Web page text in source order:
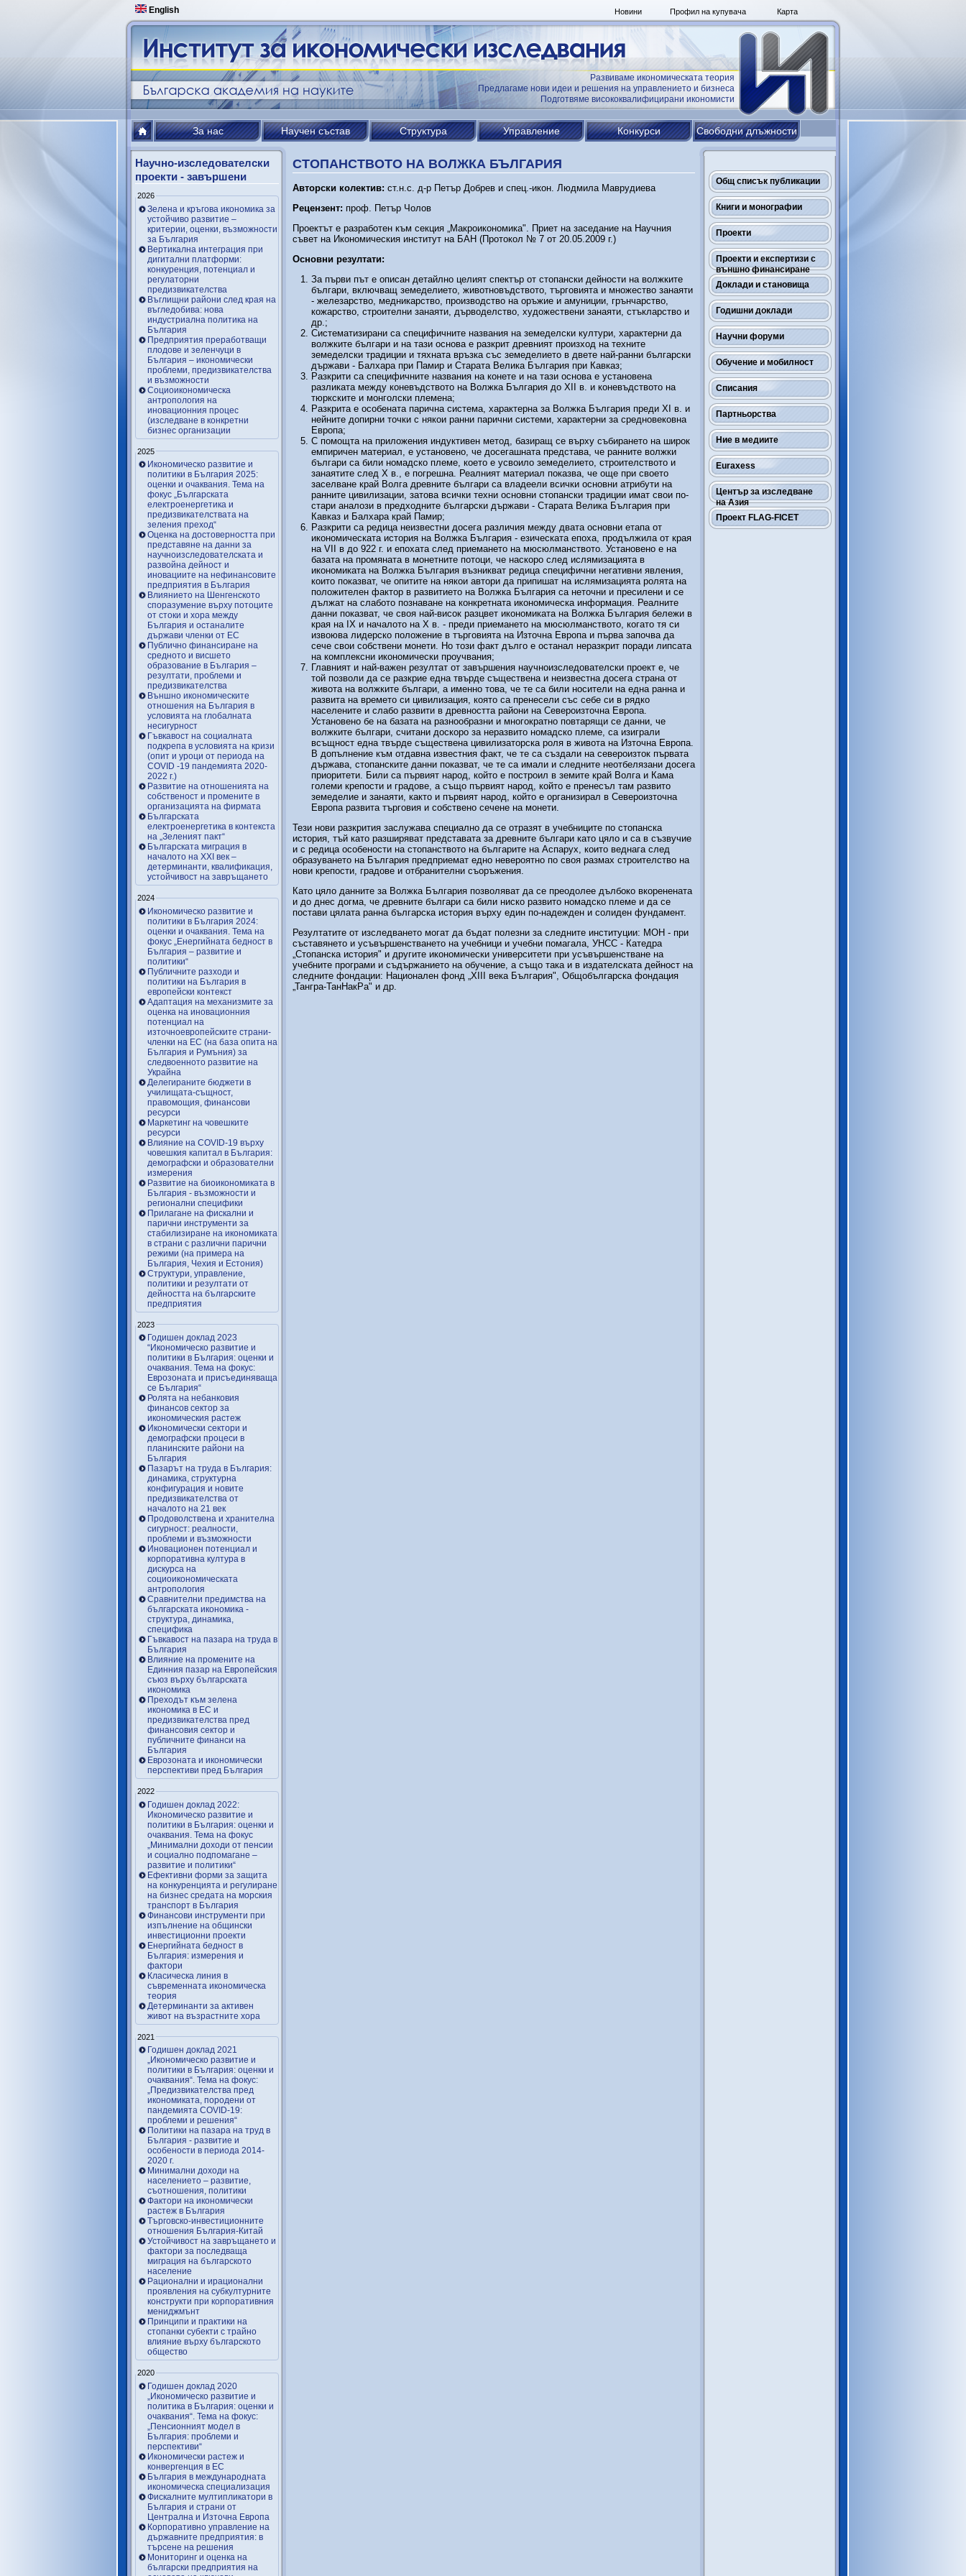
English Карта
Профил на купувача
Новини
Развиваме икономическата теория
Предлагаме нови идеи и решения на управлението и бизнеса
Подготвяме висококвалифицирани икономисти
За нас Научен състав Структура Управление Конкурси Свободни длъжности
Общ списък публикации
Книги и монографии
Проекти
Проекти и експертизи с
външно финансиране
Доклади и становища
Годишни доклади
Научни форуми
Обучение и мобилност
Списания
Партньорства
Ние в медиите
Euraxess
Център за изследване
на Азия
Проект FLAG-FICET
Научно-изследователски
проекти - завършени
2026
Зелена и кръгова икономика за
устойчиво развитие –
критерии, оценки, възможности
за България
Вертикална интеграция при
дигитални платформи:
конкуренция, потенциал и
регулаторни
предизвикателства
Въглищни райони след края на
въгледобива: нова
индустриална политика на
България
Предприятия преработващи
плодове и зеленчуци в
България – икономически
проблеми, предизвикателства
и възможности
Социоикономическа
антропология на
иновационния процес
(изследване в конкретни
бизнес организации
2025
Икономическо развитие и
политики в България 2025:
оценки и очаквания. Тема на
фокус „Българската
електроенергетика и
предизвикателствата на
зеления преход“
Оценка на достоверността при
представяне на данни за
научноизследователската и
развойна дейност и
иновациите на нефинансовите
предприятия в България
Влиянието на Шенгенското
споразумение върху потоците
от стоки и хора между
България и останалите
държави членки от ЕС
Публично финансиране на
средното и висшето
образование в България –
резултати, проблеми и
предизвикателства
Външно икономическите
отношения на България в
условията на глобалната
несигурност
Гъвкавост на социалната
подкрепа в условията на кризи
(опит и уроци от периода на
COVID -19 пандемията 2020-
2022 г.)
Развитие на отношенията на
собственост и промените в
организацията на фирмата
Българската
електроенергетика в контекста
на „Зеленият пакт“
Българската миграция в
началото на ХХІ век –
детерминанти, квалификация,
устойчивост на завръщането
2024
Икономическо развитие и
политики в България 2024:
оценки и очаквания. Тема на
фокус „Енергийната бедност в
България – развитие и
политики“
Публичните разходи и
политики на България в
европейски контекст
Адаптация на механизмите за
оценка на иновационния
потенциал на
източноевропейските страни-
членки на ЕС (на база опита на
България и Румъния) за
следвоенното развитие на
Украйна
Делегираните бюджети в
училищата-същност,
правомощия, финансови
ресурси
Маркетинг на човешките
ресурси
Влияние на COVID-19 върху
човешкия капитал в България:
демографски и образователни
измерения
Развитие на биоикономиката в
България - възможности и
регионални специфики
Прилагане на фискални и
парични инструменти за
стабилизиране на икономиката
в страни с различни парични
режими (на примера на
България, Чехия и Естония)
Структури, управление,
политики и резултати от
дейността на българските
предприятия
2023
Годишен доклад 2023
“Икономическо развитие и
политики в България: оценки и
очаквания. Тема на фокус:
Еврозоната и присъединяваща
се България“
Ролята на небанковия
финансов сектор за
икономическия растеж
Икономически сектори и
демографски процеси в
планинските райони на
България
Пазарът на труда в България:
динамика, структурна
конфигурация и новите
предизвикателства от
началото на 21 век
Продоволствена и хранителна
сигурност: реалности,
проблеми и възможности
Иновационен потенциал и
корпоративна култура в
дискурса на
социоикономическата
антропология
Сравнителни предимства на
българската икономика -
структура, динамика,
специфика
Гъвкавост на пазара на труда в
България
Влияние на промените на
Единния пазар на Европейския
съюз върху българската
икономика
Преходът към зелена
икономика в ЕС и
предизвикателства пред
финансовия сектор и
публичните финанси на
България
Еврозоната и икономически
перспективи пред България
2022
Годишен доклад 2022:
Икономическо развитие и
политики в България: оценки и
очаквания. Тема на фокус
„Минимални доходи от пенсии
и социално подпомагане –
развитие и политики“
Ефективни форми за защита
на конкуренцията и регулиране
на бизнес средата на морския
транспорт в България
Финансови инструменти при
изпълнение на общински
инвестиционни проекти
Енергийната бедност в
България: измерения и
фактори
Класическа линия в
съвременната икономическа
теория
Детерминанти за активен
живот на възрастните хора
2021
Годишен доклад 2021
„Икономическо развитие и
политики в България: оценки и
очаквания“. Тема на фокус:
„Предизвикателства пред
икономиката, породени от
пандемията COVID-19:
проблеми и решения“
Политики на пазара на труд в
България - развитие и
особености в периода 2014-
2020 г.
Минимални доходи на
населението – развитие,
съотношения, политики
Фактори на икономически
растеж в България
Търговско-инвестиционните
отношения България-Китай
Устойчивост на завръщането и
фактори за последваща
миграция на българското
население
Рационални и ирационални
проявления на субкултурните
конструкти при корпоративния
мениджмънт
Принципи и практики на
стопанки субекти с трайно
влияние върху българското
общество
2020
Годишен доклад 2020
„Икономическо развитие и
политика в България: оценки и
очаквания“. Тема на фокус:
„Пенсионният модел в
България: проблеми и
перспективи“
Икономически растеж и
конвергенция в ЕС
България в международната
икономическа специализация
Фискалните мултипликатори в
България и страни от
Централна и Източна Европа
Корпоративно управление на
държавните предприятия: в
търсене на решения
Мониторинг и оценка на
български предприятия на
СТОПАНСТВОТО НА ВОЛЖКА БЪЛГАРИЯ
Авторски колектив: ст.н.с. д-р Петър Добрев и спец.-икон. Людмила Маврудиева
Рецензент: проф. Петър Чолов
Проектът е разработен към секция „Макроикономика". Приет на заседание на Научния
съвет на Икономическия институт на БАН (Протокол № 7 от 20.05.2009 г.)
Основни резултати:
За първи път е описан детайлно целият спектър от стопански дейности на волжките
българи, включващ земеделието, животновъдството, търговията и множество занаяти
- железарство, медникарство, производство на оръжие и амуниции, грънчарство,
кожарство, строителни занаяти, дърводелство, художествени занаяти, стъкларство и
др.;
Систематизирани са специфичните названия на земеделски култури, характерни да
волжките българи и на тази основа е разкрит древният произход на техните
земеделски традиции и тяхната връзка със земеделието в двете най-ранни български
държави - Балхара при Памир и Старата Велика България при Кавказ;
Разкрити са специфичните названия на конете и на тази основа е установена
разликата между коневъдството на Волжка България до ХІІ в. и коневъдството на
тюркските и монголски племена;
Разкрита е особената парична система, характерна за Волжка България преди ХІ в. и
нейните допирни точки с някои ранни парични системи, характерни за средновековна
Европа;
С помощта на приложения индуктивен метод, базиращ се върху събирането на широк
емпиричен материал, е установено, че досегашната представа, че ранните волжки
българи са били номадско племе, което е усвоило земеделието, строителството и
занаятите след Х в., е погрешна. Реалният материал показва, че още при своето
заселване край Волга древните българи са владеели всички основни атрибути на
ранните цивилизации, затова всички техни основни стопански традиции имат свои по-
стари аналози в предходните български държави - Старата Велика България при
Кавказ и Балхара край Памир;
Разкрити са редица неизвестни досега различия между двата основни етапа от
икономическата история на Волжка България - езическата епоха, продължила от края
на VІІ в до 922 г. и епохата след приемането на мюсюлманството. Установено е на
базата на промяната в монетните потоци, че наскоро след ислямизацията в
икономиката на Волжка България възникват редица специфични негативни явления,
които показват, че опитите на някои автори да припишат на ислямизацията ролята на
положителен фактор в развитието на Волжка България са неточни и пресилени и се
дължат на слабото познаване на конкретната икономическа информация. Реалните
данни показват, че своя най-висок разцвет икономиката на Волжка България бележи в
края на ІХ и началото на Х в. - преди приемането на мюсюлманството, когато тя си
извоюва лидерско положение в търговията на Източна Европа и първа започва да
сече свои собствени монети. Но този факт дълго е останал неразкрит поради липсата
на комплексни икономически проучвания;
Главният и най-важен резултат от завършения научноизследователски проект е, че
той позволи да се разкрие една твърде съществена и неизвестна досега страна от
живота на волжките българи, а именно това, че те са били носители на една ранна и
развита на времето си цивилизация, която са пренесели със себе си в рядко
населените и слабо развити в древността райони на Североизточна Европа.
Установено бе на базата на разнообразни и многократно повтарящи се данни, че
волжките българи, считани доскоро за неразвито номадско племе, са изиграли
всъщност една твърде съществена цивилизаторска роля в живота на Източна Европа.
В допълнение към отдавна известния факт, че те са създали на североизток първата
държава, стопанските данни показват, че те са имали и следните неотбелязани досега
приоритети. Били са първият народ, който е построил в земите край Волга и Кама
големи крепости и градове, а също първият народ, който е пренесъл там развито
земеделие и занаяти, както и първият народ, който е организирал в Североизточна
Европа развита търговия и собствено сечене на монети.
Тези нови разкрития заслужава специално да се отразят в учебниците по стопанска
история, тъй като разширяват представата за древните българи като цяло и са в съзвучие
и с редица особености на стопанството на българите на Аспарух, които веднага след
образуването на България предприемат едно невероятно по своя размах строителство на
нови крепости, градове и отбранителни съоръжения.
Като цяло данните за Волжка България позволяват да се преодолее дълбоко вкоренената
и до днес догма, че древните българи са били ниско развито номадско племе и да се
постави цялата ранна българска история върху един по-надежден и солиден фундамент.
Резултатите от изследването могат да бъдат полезни за следните институции: МОН - при
съставянето и усъвършенстването на учебници и учебни помагала, УНСС - Катедра
„Стопанска история" и другите икономически университети при усъвършенстване на
учебните програми и съдържанието на обучение, а също така и в издателската дейност на
следните фондации: Национален фонд „ХІІІ века България", Общобългарска фондация
„Тангра-ТанНакРа" и др.